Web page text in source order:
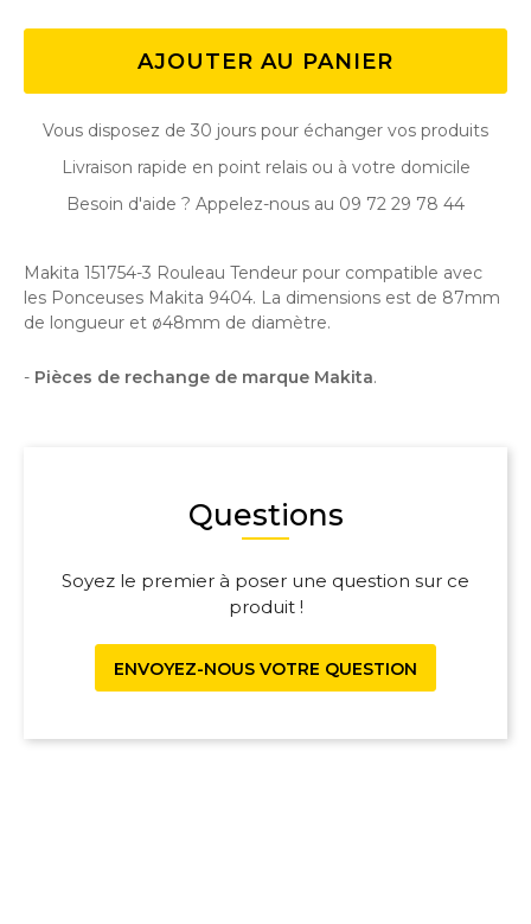
AJOUTER AU PANIER
Vous disposez de 30 jours pour échanger vos produits
Livraison rapide en point relais ou à votre domicile
Besoin d'aide ? Appelez-nous au 09 72 29 78 44
Makita 151754-3 Rouleau Tendeur pour compatible avec
les Ponceuses Makita 9404. La dimensions est de 87mm
de longueur et ø48mm de diamètre.
- Pièces de rechange de marque Makita.
Questions
Soyez le premier à poser une question sur ce
produit !
ENVOYEZ-NOUS VOTRE QUESTION